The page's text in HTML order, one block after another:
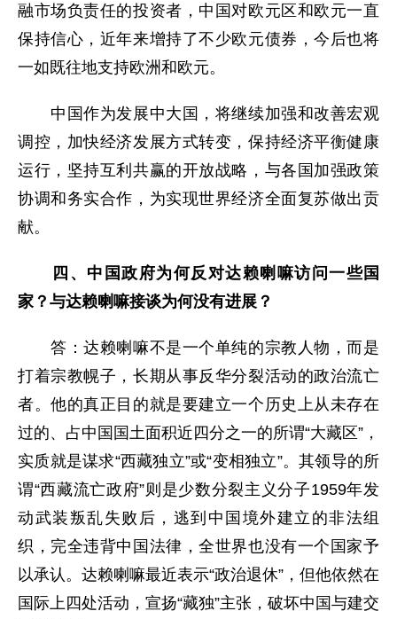
融市场负责任的投资者，中国对欧元区和欧元一直
保持信心，近年来增持了不少欧元债券，今后也将
一如既往地支持欧洲和欧元。
中国作为发展中大国，将继续加强和改善宏观
调控，加快经济发展方式转变，保持经济平衡健康
运行，坚持互利共赢的开放战略，与各国加强政策
协调和务实合作，为实现世界经济全面复苏做出贡
献。
四、中国政府为何反对达赖喇嘛访问一些国
家？与达赖喇嘛接谈为何没有进展？
答：达赖喇嘛不是一个单纯的宗教人物，而是
打着宗教幌子，长期从事反华分裂活动的政治流亡
者。他的真正目的就是要建立一个历史上从未存在
过的、占中国国土面积近四分之一的所谓“大藏区”，
实质就是谋求“西藏独立”或“变相独立”。其领导的所
谓“西藏流亡政府”则是少数分裂主义分子1959年发
动武装叛乱失败后，逃到中国境外建立的非法组
织，完全违背中国法律，全世界也没有一个国家予
以承认。达赖喇嘛最近表示“政治退休”，但他依然在
国际上四处活动，宣扬“藏独”主张，破坏中国与建交